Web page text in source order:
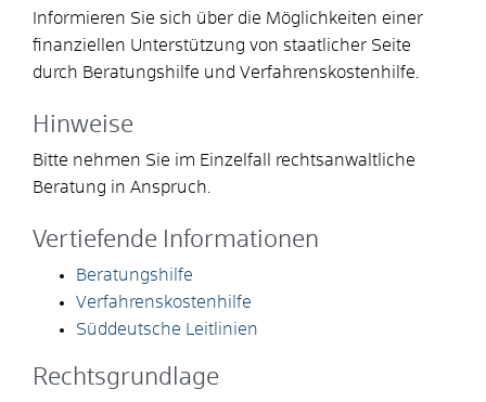
Informieren Sie sich über die Möglichkeiten einer
finanziellen Unterstützung von staatlicher Seite
durch Beratungshilfe und Verfahrenskostenhilfe.
Hinweise
Bitte nehmen Sie im Einzelfall rechtsanwaltliche
Beratung in Anspruch.
Vertiefende Informationen
Beratungshilfe
Verfahrenskostenhilfe
Süddeutsche Leitlinien
Rechtsgrundlage